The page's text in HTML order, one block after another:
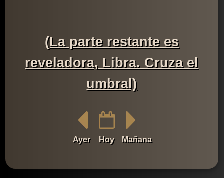
(La parte restante es
reveladora, Libra. Cruza el
umbral)
Ayer Hoy Mañana